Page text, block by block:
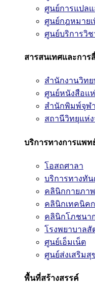
ศูนย์การแปลแ
ศูนย์กฎหมาย
ศูนย์บริการวิ
สารสนเทศและการ
สำนักงานวิท
ศูนย์หนังสือแ
สำนักพิมพ์จุฬ
สถานีวิทยุแห่
บริการทางการแพท
โอสถศาลา
บริการทางทัน
คลินิกกายภา
คลินิกเทคนิค
คลินิกโภชนา
โรงพยาบาลสั
ศูนย์เอ็มเน็ต
ศูนย์ส่งเสริมสุ
พื้นที่สร้างสรรค์